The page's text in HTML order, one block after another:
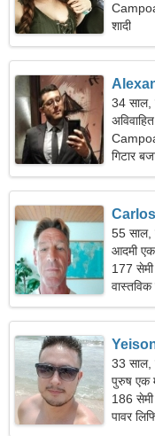
शादी
34 साल,
गिटार
Carlos
55 साल,
आदमी एक
177
33 साल,
पुरुष एक
186
पावर